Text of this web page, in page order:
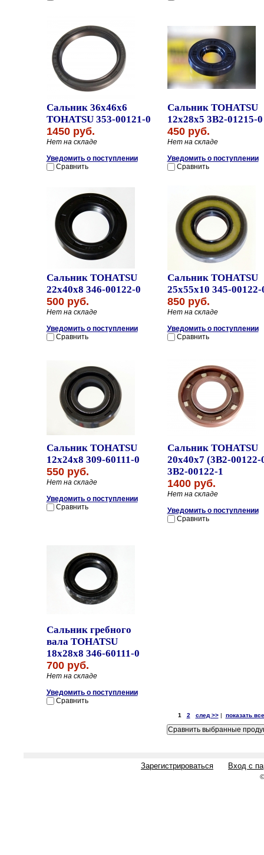
Сальник 36x46x6
TOHATSU 353-00121-0
1450 руб.
Нет на складе
Уведомить о поступлении
Сравнить
Сальник TOHATSU
12x28x5 3B2-01215-0
450 руб.
Нет на складе
Уведомить о поступлении
Сравнить
Сальник TOHATSU
22x40x8 346-00122-0
500 руб.
Нет на складе
Уведомить о поступлении
Сравнить
Сальник TOHATSU
25x55x10 345-00122-
850 руб.
Нет на складе
Уведомить о поступлении
Сравнить
Сальник TOHATSU
12x24x8 309-60111-0
550 руб.
Нет на складе
Уведомить о поступлении
Сравнить
Сальник TOHATSU
20x40x7 (3B2-00122-
3B2-00122-1
1400 руб.
Нет на складе
Уведомить о поступлении
Сравнить
Сальник гребного
вала TOHATSU
18x28x8 346-60111-0
700 руб.
Нет на складе
Уведомить о поступлении
Сравнить
1 2 след >>| показать все
Зарегистрироваться Вход с